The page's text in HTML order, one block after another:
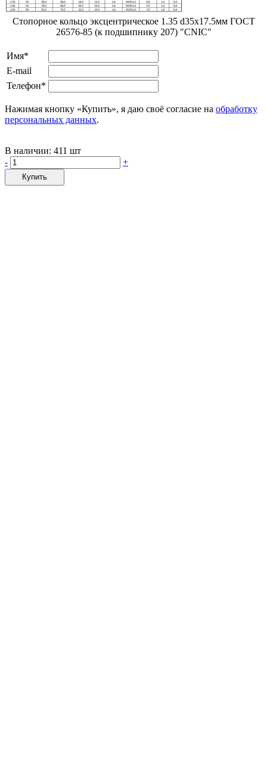
Стопорное кольцо эксцентрическое 1.35 d35х17.5мм ГОСТ
26576-85 (к подшипнику 207) "CNIC"
Имя*
E-mail
Телефон*
Нажимая кнопку «Купить», я даю своё согласие на обработку
персональных данных.
В наличии: 411 шт
-
+
Купить